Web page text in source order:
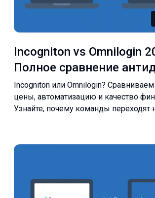
Incogniton vs Omnilogin
Полное сравнение
браузеров
Incogniton или Omnilogin?
цены, автоматизацию и качество
Узнайте, почему команды переходят